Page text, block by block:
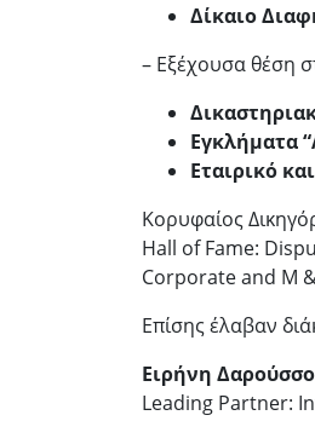
Δίκαιο
– Εξέχουσα θέση
Εγκλήματα
Εταιρικό
Κορυφαίος
Hall of Fame:
Corporate and M
Επίσης έλαβαν
Ειρήνη
Leading Partner: